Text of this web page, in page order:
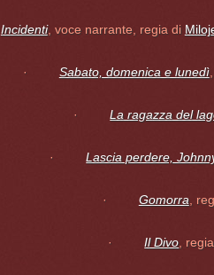
Incidenti, voce narrante, regia di
· Sabato, domenica e lunedì
·La ragazza del
·Lascia perdere,
· Gomorra,
·Il Divo ,